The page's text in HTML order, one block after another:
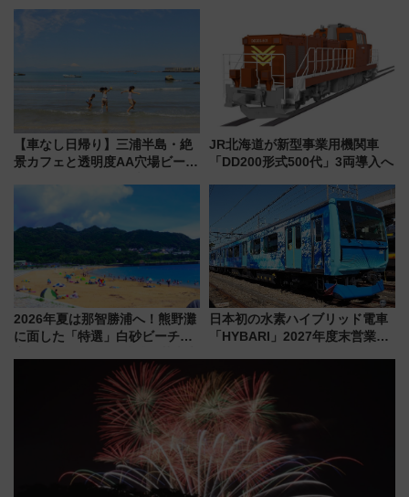
ア」 セブンイレブンとJR西日本
せば空きが見つかることも 混
雑避ける「空席」探しのコツ
【車なし日帰り】三浦半島・絶
景カフェと透明度AA穴場ビーチ
用してストレスフリー旅へ行こ
JR北海道が新型事業用機関車
「DD200形式500代」3両導入へ
2026年夏は那智勝浦へ！熊野灘
に面した「特選」白砂ビーチは
会」は8月11日開催！
日本初の水素ハイブリッド電車
「HYBARI」2027年度末営業運
で水素利活用が加速